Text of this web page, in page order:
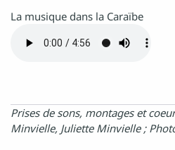
La musique dans la Caraïbe
Prises de sons, montages et
Minvielle, Juliette Minvielle ;